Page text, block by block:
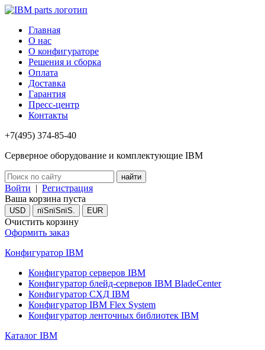
Главная
О нас
О конфигураторе
Решения и сборка
Оплата
Доставка
Гарантия
Пресс-центр
Контакты
+7(495) 374-85-40
Серверное оборудование и комплектующие IBM
Войти | Регистрация
Ваша корзина пуста
USD пїЅпїЅпїЅ. EUR
Очистить корзину
Оформить заказ
Конфигуратор IBM
Конфигуратор серверов IBM
Конфигуратор блейд-серверов IBM BladeCenter
Конфигуратор СХД IBM
Конфигуратор IBM Flex System
Конфигуратор ленточных библиотек IBM
Каталог IBM